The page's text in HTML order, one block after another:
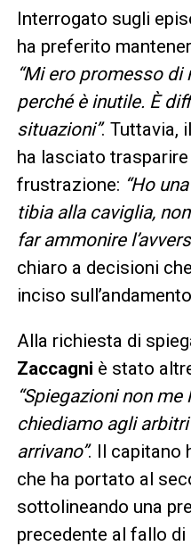
Interrogato sugli
ha preferito
“Mi ero promesso
perché è inutile. È
situazioni”. Tuttavia,
ha lasciato
frustrazione: “Ho
tibia alla caviglia,
far ammonire
chiaro a decisioni
inciso
Alla richiesta di
Zaccagni è stato
“Spiegazioni non
chiediamo agli
arrivano”. Il capitano
che ha portato al
sottolineando una
precedente al fallo di